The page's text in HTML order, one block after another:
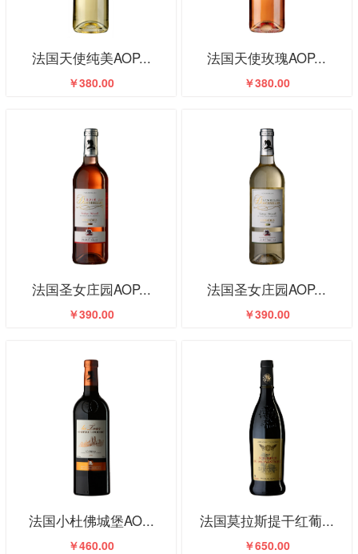
法国天使纯美AOP...
￥380.00
法国天使玫瑰AOP...
￥380.00
法国圣女庄园AOP...
￥390.00
法国圣女庄园AOP...
￥390.00
法国小杜佛城堡AO...
￥460.00
法国莫拉斯提干红葡...
￥650.00